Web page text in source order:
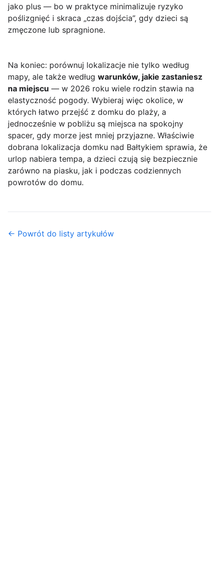
jako plus — bo w praktyce minimalizuje ryzyko
poślizgnięć i skraca „czas dojścia”, gdy dzieci są
zmęczone lub spragnione.
Na koniec: porównuj lokalizacje nie tylko według
mapy, ale także według warunków, jakie zastaniesz
na miejscu — w 2026 roku wiele rodzin stawia na
elastyczność pogody. Wybieraj więc okolice, w
których łatwo przejść z domku do plaży, a
jednocześnie w pobliżu są miejsca na spokojny
spacer, gdy morze jest mniej przyjazne. Właściwie
dobrana lokalizacja domku nad Bałtykiem sprawia, że
urlop nabiera tempa, a dzieci czują się bezpiecznie
zarówno na piasku, jak i podczas codziennych
powrotów do domu.
← Powrót do listy artykułów